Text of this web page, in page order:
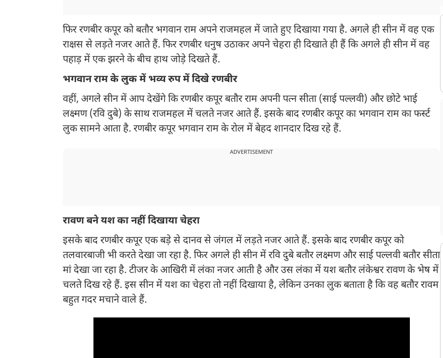
फिर रणबीर कपूर को बतौर भगवान राम अपने राजमहल में जाते हुए दिखाया गया है. अगले ही सीन में वह एक
राक्षस से लड़ते नजर आते हैं. फिर रणबीर धनुष उठाकर अपने चेहरा ही दिखाते ही हैं कि अगले ही सीन में वह
पहाड़ में एक झरने के बीच हाथ जोड़े दिखते हैं.
भगवान राम के लुक में भव्य रुप में दिखे रणबीर
वहीं, अगले सीन में आप देखेंगे कि रणबीर कपूर बतौर राम अपनी पत्न सीता (साई पल्लवी) और छोटे भाई
लक्ष्मण (रवि दुबे) के साथ राजमहल में चलते नजर आते हैं. इसके बाद रणबीर कपूर का भगवान राम का फर्स्ट
लुक सामने आता है. रणबीर कपूर भगवान राम के रोल में बेहद शानदार दिख रहे हैं.
ADVERTISEMENT
रावण बने यश का नहीं दिखाया चेहरा
इसके बाद रणबीर कपूर एक बड़े से दानव से जंगल में लड़ते नजर आते हैं. इसके बाद रणबीर कपूर को
तलवारबाजी भी करते देखा जा रहा है. फिर अगले ही सीन में रवि दुबे बतौर लक्ष्मण और साई पल्लवी बतौर सीता
मां देखा जा रहा है. टीजर के आखिरी में लंका नजर आती है और उस लंका में यश बतौर लंकेश्वर रावण के भेष में
चलते दिख रहे हैं. इस सीन में यश का चेहरा तो नहीं दिखाया है, लेकिन उनका लुक बताता है कि वह बतौर रावम
बहुत गदर मचाने वाले हैं.